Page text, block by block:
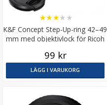
K&F Concept Step-Up-ring 42–49
mm med objektivlock för Ricoh
★★★★ ★
99 kr
LÄGG I VARUKORG